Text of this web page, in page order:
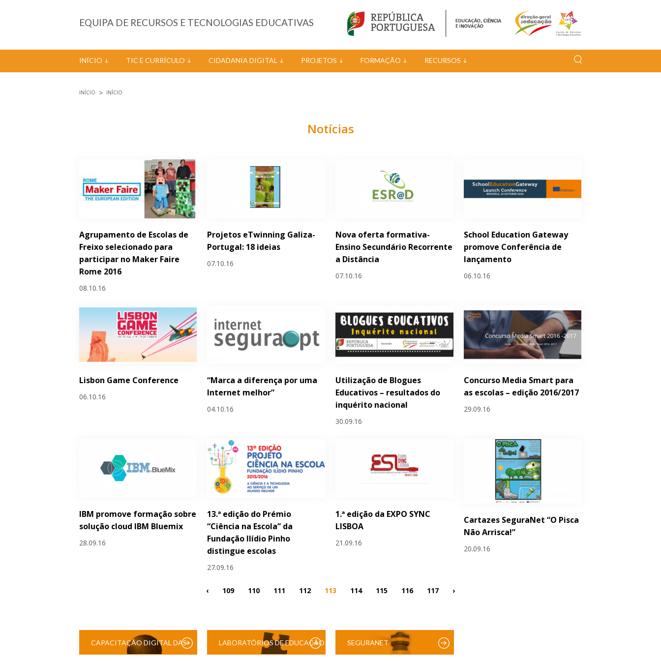
EQUIPA DE RECURSOS E TECNOLOGIAS EDUCATIVAS
INÍCIO TIC E CURRÍCULO CIDADANIA DIGITAL PROJETOS FORMAÇÃO RECURSOS
INÍCIO INÍCIO
Notícias
Agrupamento de Escolas de
Freixo selecionado para
participar no Maker Faire
Rome 2016
08.10.16
Projetos eTwinning Galiza-
Portugal: 18 ideias
07.10.16
Nova oferta formativa-
Ensino Secundário Recorrente
a Distância
07.10.16
School Education Gateway
promove Conferência de
lançamento
06.10.16
Lisbon Game Conference
06.10.16
“Marca a diferença por uma
Internet melhor”
04.10.16
Utilização de Blogues
Educativos – resultados do
inquérito nacional
30.09.16
Concurso Media Smart para
as escolas – edição 2016/2017
29.09.16
IBM promove formação sobre
solução cloud IBM Bluemix
28.09.16
13.ª edição do Prémio
“Ciência na Escola” da
Fundação Ilídio Pinho
distingue escolas
27.09.16
1.ª edição da EXPO SYNC
LISBOA
21.09.16
Cartazes SeguraNet “O Pisca
Não Arrisca!”
20.09.16
Páginas
‹ 109 110 111 112 113 114 115 116 117 ›
CAPACITAÇÃO DIGITAL DAS LABORATÓRIOS DE EDUCAÇÃO SEGURANET